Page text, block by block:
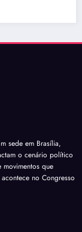
sede em Brasília,
o cenário político
que
no Congresso